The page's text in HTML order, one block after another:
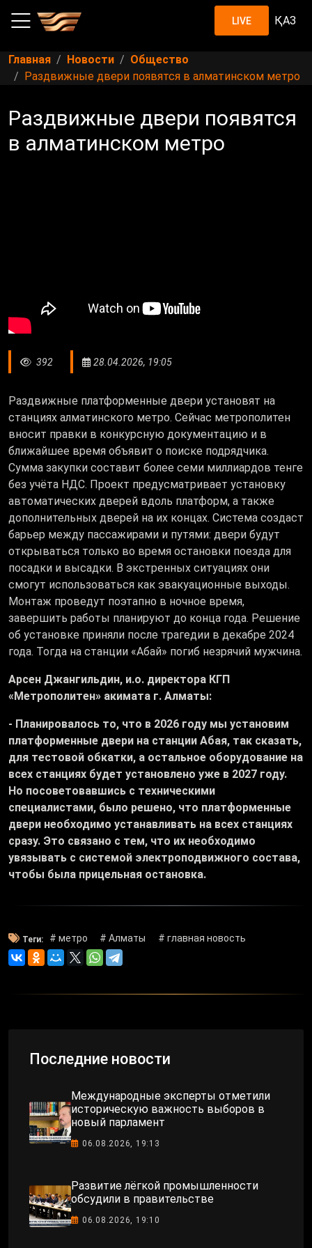
LIVE ҚАЗ
Главная Новости
Общество
Раздвижные двери появятся в алматинском метро
Раздвижные двери появятся
в алматинском метро
392 28.04.2026, 19:05
Раздвижные платформенные двери установят на
станциях алматинского метро. Сейчас метрополитен
вносит правки в конкурсную документацию и в
ближайшее время объявит о поиске подрядчика.
Сумма закупки составит более семи миллиардов тенге
без учёта НДС. Проект предусматривает установку
автоматических дверей вдоль платформ, а также
дополнительных дверей на их концах. Система создаст
барьер между пассажирами и путями: двери будут
открываться только во время остановки поезда для
посадки и высадки. В экстренных ситуациях они
смогут использоваться как эвакуационные выходы.
Монтаж проведут поэтапно в ночное время,
завершить работы планируют до конца года. Решение
об установке приняли после трагедии в декабре 2024
года. Тогда на станции «Абай» погиб незрячий мужчина.
Арсен Джангильдин, и.о. директора КГП
«Метрополитен» акимата г. Алматы:
- Планировалось то, что в 2026 году мы установим
платформенные двери на станции Абая, так сказать,
для тестовой обкатки, а остальное оборудование на
всех станциях будет установлено уже в 2027 году.
Но посоветовавшись с техническими
специалистами, было решено, что платформенные
двери необходимо устанавливать на всех станциях
сразу. Это связано с тем, что их необходимо
увязывать с системой электроподвижного состава,
чтобы была прицельная остановка.
Теги: # метро # Алматы # главная новость
Последние новости
Международные эксперты отметили
историческую важность выборов в
новый парламент
06.08.2026, 19:13
Развитие лёгкой промышленности
обсудили в правительстве
06.08.2026, 19:10